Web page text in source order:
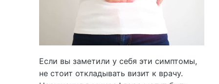
Если вы заметили у себя эти симптомы,
не стоит откладывать визит к врачу.